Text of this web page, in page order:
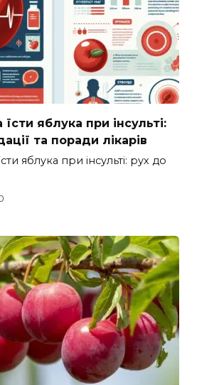
яблука при інсульті:
та поради лікарів
яблука при інсульті: рух до